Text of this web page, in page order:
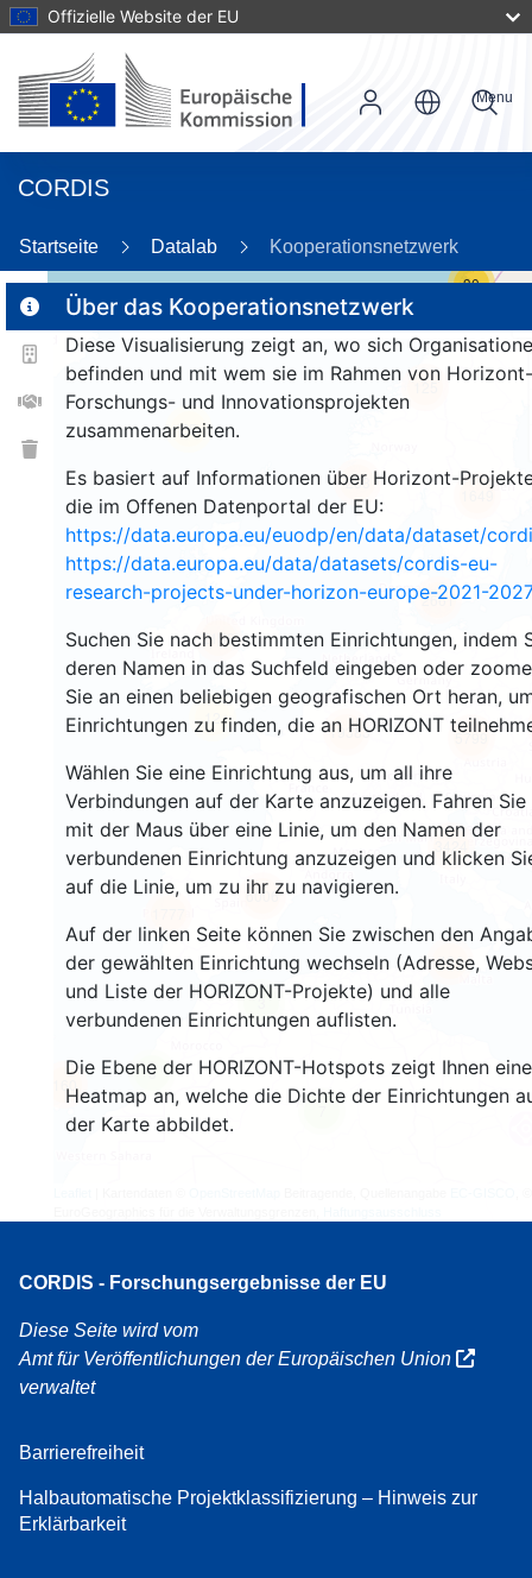
Offizielle Website der EU
CORDIS
Menu
Startseite Datalab Kooperationsnetzwerk
Über das Kooperationsnetzwerk
Diese Visualisierung zeigt an, wo sich
befinden und mit wem sie im Rahmen von Horizont-
Forschungs- und Innovationsprojekten
zusammenarbeiten.
Es basiert auf Informationen über Horizont-
die im Offenen Datenportal der EU:
https://data.europa.eu/euodp/en/data/dataset/
https://data.europa.eu/data/datasets/cordis-eu-
research-projects-under-horizon-europe-2021-2027
Suchen Sie nach bestimmten Einrichtungen, indem
deren Namen in das Suchfeld eingeben oder
Sie an einen beliebigen geografischen Ort heran,
Einrichtungen zu finden, die an HORIZONT
Wählen Sie eine Einrichtung aus, um all ihre
Verbindungen auf der Karte anzuzeigen. Fahren Sie
mit der Maus über eine Linie, um den Namen der
verbundenen Einrichtung anzuzeigen und klicken
auf die Linie, um zu ihr zu navigieren.
Auf der linken Seite können Sie zwischen den
der gewählten Einrichtung wechseln (Adresse,
und Liste der HORIZONT-Projekte) und alle
verbundenen Einrichtungen auflisten.
Die Ebene der HORIZONT-Hotspots zeigt Ihnen eine
Heatmap an, welche die Dichte der Einrichtungen
der Karte abbildet.
3
3
160
30
25
12
2198
125
253
1649
2661
5799
481
19383
6006
CORDIS - Forschungsergebnisse der EU
Diese Seite wird vom
Amt für Veröffentlichungen der Europäischen Union
verwaltet
Barrierefreiheit
Halbautomatische Projektklassifizierung – Hinweis zur
Erklärbarkeit